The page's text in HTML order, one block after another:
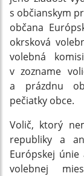
s občianskym
občana
okrsková
volebná
v zozname
a prázdnu
pečiatky obce.
Volič, ktorý
republiky a
Európskej
volebnej